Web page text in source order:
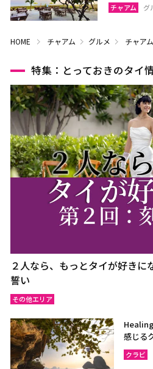
チャアム グ
HOME チャアム グルメ チャア
特集：とっておきのタイ
２人なら、もっとタイが好きに
誓い
その他エリア
感じる
クラビ